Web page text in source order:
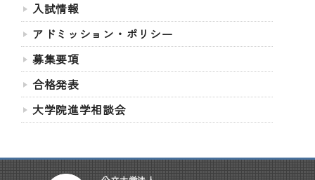
入試情報
アドミッション・ポリシー
募集要項
合格発表
大学院進学相談会